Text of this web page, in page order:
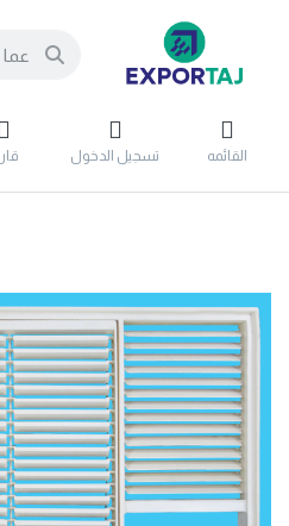
القائمه تسجيل الدخول